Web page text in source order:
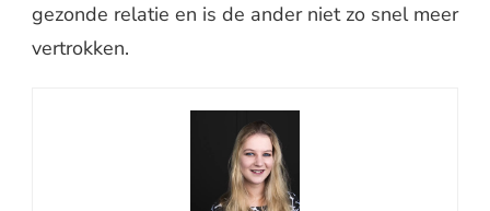
gezonde relatie en is de ander niet zo snel meer
vertrokken.